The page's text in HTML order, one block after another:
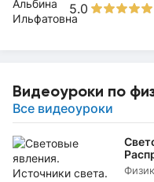
5.0
Видеоуроки по
Все видеоуроки